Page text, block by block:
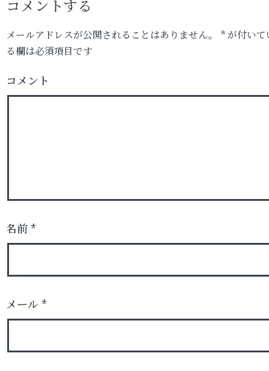
コメントする
メールアドレスが公開されることはありません。 *が付いて
る欄は必須項目です
コメント
名前 *
メール *